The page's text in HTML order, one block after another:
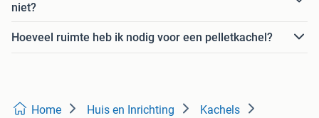
niet?
Hoeveel ruimte heb ik nodig voor een pelletkachel?
Home Huis en Inrichting Kachels